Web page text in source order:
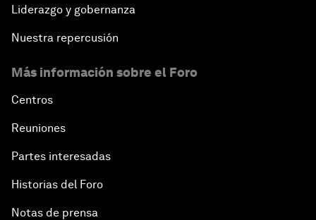
Liderazgo y gobernanza
Nuestra repercusión
Más información sobre el Foro
Centros
Reuniones
Partes interesadas
Historias del Foro
Notas de prensa